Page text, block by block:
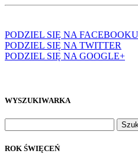
PODZIEL SIĘ NA FACEBOOKU
PODZIEL SIĘ NA TWITTER
PODZIEL SIĘ NA GOOGLE+
WYSZUKIWARKA
ROK ŚWIĘCEŃ